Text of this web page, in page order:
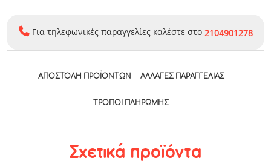
Για τηλεφωνικές παραγγελίες καλέστε στο 2104901278
ΑΠΟΣΤΟΛΉ ΠΡΟΪΌΝΤΩΝ ΑΛΛΑΓΈΣ ΠΑΡΑΓΓΕΛΊΑΣ
ΤΡΟΠΟΙ ΠΛΗΡΩΜΉΣ
Σχετικά προϊόντα